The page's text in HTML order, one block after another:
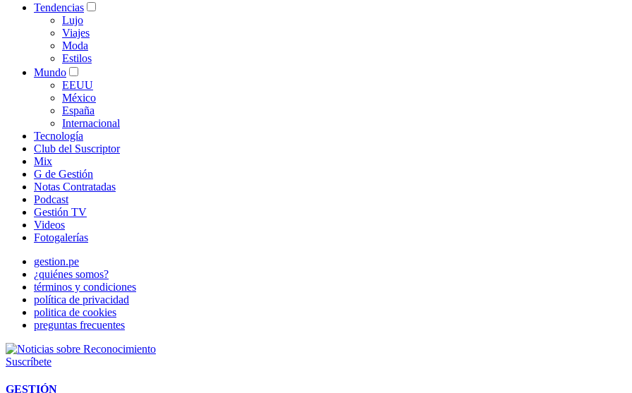
Tendencias
Lujo
Viajes
Moda
Estilos
Mundo
EEUU
México
España
Internacional
Tecnología
Club del Suscriptor
Mix
G de Gestión
Notas Contratadas
Podcast
Gestión TV
Videos
Fotogalerías
gestion.pe
¿quiénes somos?
términos y condiciones
política de privacidad
politica de cookies
preguntas frecuentes
Suscríbete
GESTIÓN